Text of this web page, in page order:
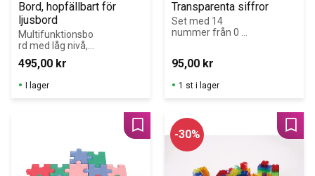
Bord, hopfällbart för
ljusbord
Multifunktionsbo
rd med låg nivå,
idealisk höjd för
yngre barn.
495,00 kr
I lager
Transparenta siffror
Set med 14
nummer från 0
mm akryl.
95,00 kr
1 st i lager
Lägg till i favoriter
30%